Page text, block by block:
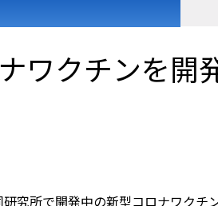
ワクチンを開
究所で開発中の新型コロナワクチ